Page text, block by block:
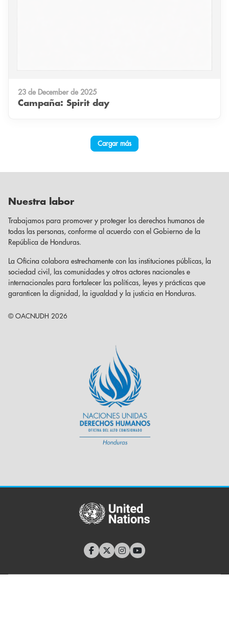
23 de December de 2025
Campaña: Spirit day
Cargar más
Nuestra labor
Trabajamos para promover y proteger los derechos humanos de
todas las personas, conforme al acuerdo con el Gobierno de la
República de Honduras.
La Oficina colabora estrechamente con las instituciones públicas, la
sociedad civil, las comunidades y otros actores nacionales e
internacionales para fortalecer las políticas, leyes y prácticas que
garanticen la dignidad, la igualdad y la justicia en Honduras.
© OACNUDH 2026